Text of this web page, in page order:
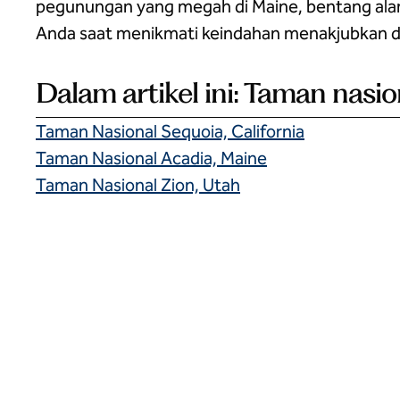
pegunungan yang megah di Maine, bentang
Anda saat menikmati keindahan menakjubkan
Dalam artikel ini: Taman
Taman Nasional Sequoia, California
Taman Nasional Acadia, Maine
Taman Nasional Zion, Utah